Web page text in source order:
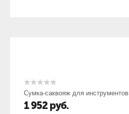
Сумка-саквояж для инструментов
1 952 руб.